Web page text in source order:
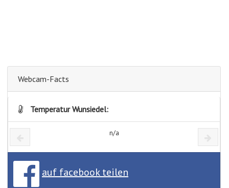
Webcam-Facts
Temperatur Wunsiedel:
n/a
auf facebook teilen